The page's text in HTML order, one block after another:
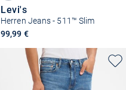
Levi's
Herren Jeans - 511™ Slim
99,99 €